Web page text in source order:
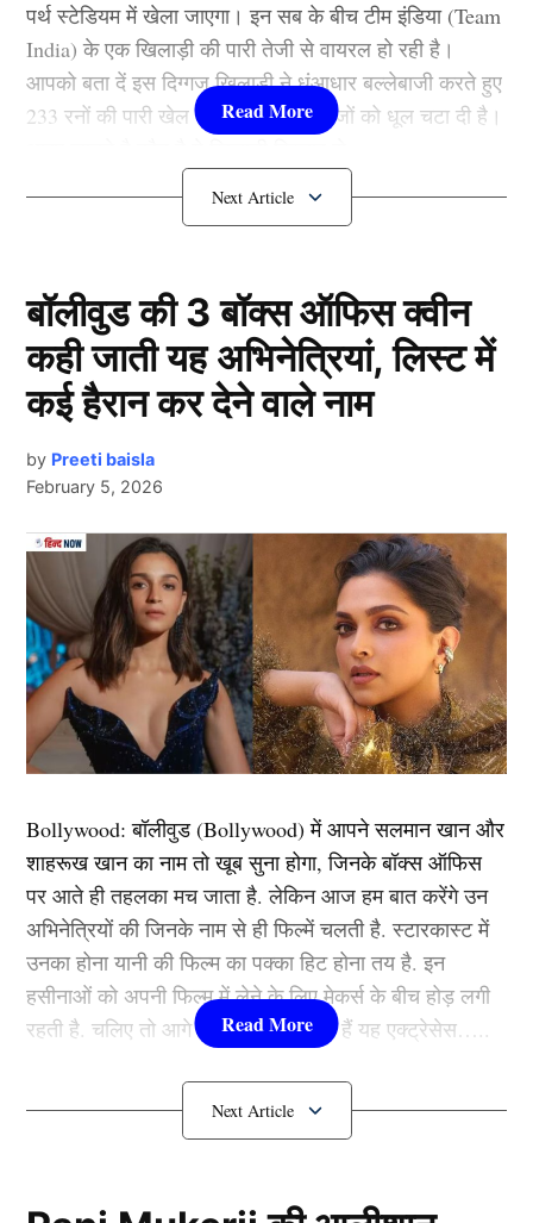
पर्थ स्टेडियम में खेला जाएगा। इन सब के बीच टीम इंडिया (Team
India) के एक खिलाड़ी की पारी तेजी से वायरल हो रही है।
आपको बता दें इस दिग्गज खिलाड़ी ने धुंआधार बल्लेबाजी करते हुए
233 रनों की पारी खेल ऑस्ट्रेलियाई गेंदबाजों को धूल चटा दी है।
कौन है ये खिलाड़ी
Team India
हम जिस खिलाड़ी की बात कर रहे है वो कोई और नहीं बल्कि टीम
इंडिया (Team India) के पूर्व हेड कोच राहुल द्रविड़ है। भारत के
महान बल्लेबाज का कंगारुओं के खिलाफ रिकॉर्ड शानदार रहा है ,
जो अपने दौर की सबसे प्रभावशाली टीमों में से एक है। उनका
प्रदर्शन, खास तौर पर टेस्ट क्रिकेट में, खास तौर पर यादगार है,
जिसमें उन्होंने ऑस्ट्रेलिया के खिलाफ़ कई यादगार पारियाँ खेली
था, जिसमें एडिलेड में पहले टेस्ट मैच में उनका उच्चतम स्कोर 35
रन था।
जड़ दिया था दोहरा शतक
Next Article
बॉलीवुड की 3 बॉक्स ऑफिस क्वीन
कही जाती यह अभिनेत्रियां, लिस्ट में
कई हैरान कर देने वाले नाम
by Preeti baisla
February 5, 2026
Bollywood:बॉलीवुड (Bollywood)में आपने सलमान खान और
शाहरूख खान का नाम तो खूब सुना होगा, जिनके बॉक्स ऑफिस
पर आते ही तहलका मच जाता है. लेकिन आज हम बात करेंगे उन
अभिनेत्रियों की जिनके नाम से ही फिल्में चलती है. स्टारकास्ट में
उनका होना यानी की फिल्म का पक्का हिट होना तय है. इन
हसीनाओं को अपनी फिल्म में लेने के लिए मेकर्स के बीच होड़ लगी
रहती है. चलिए तो आगे जानते हैं कौन-कौन हैं यह एक्ट्रेसेस…..
कौन हैंBollywood की यह हसीनाएं?
Padukone)